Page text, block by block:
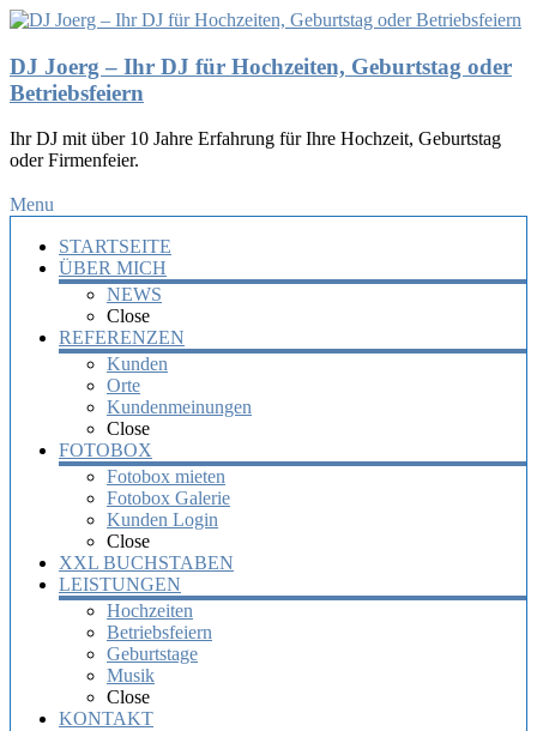
DJ Joerg – Ihr DJ für Hochzeiten, Geburtstag oder
Betriebsfeiern
Ihr DJ mit über 10 Jahre Erfahrung für Ihre Hochzeit, Geburtstag
oder Firmenfeier.
Menu
STARTSEITE
ÜBER MICH
NEWS
Close
REFERENZEN
Kunden
Orte
Kundenmeinungen
Close
FOTOBOX
Fotobox mieten
Fotobox Galerie
Kunden Login
Close
XXL BUCHSTABEN
LEISTUNGEN
Hochzeiten
Betriebsfeiern
Geburtstage
Musik
Close
KONTAKT